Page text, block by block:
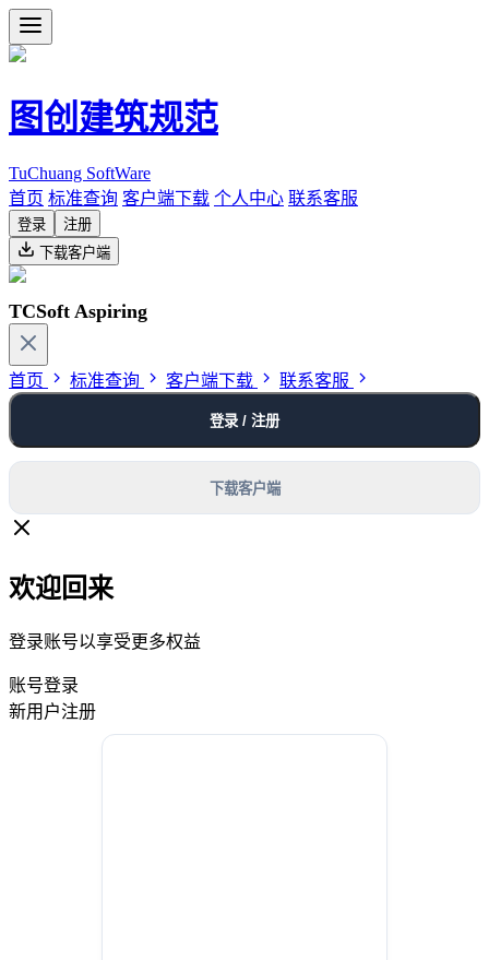
图创建筑规范
TuChuang SoftWare
首页 标准查询 客户端下载 个人中心 联系客服
登录
注册
下载客户端
TCSoft Aspiring
首页 标准查询 客户端下载 联系客服
登录 / 注册
下载客户端
欢迎回来
登录账号以享受更多权益
账号登录
新用户注册